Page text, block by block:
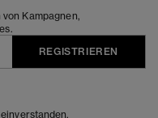
Kampagnen,
REGISTRIEREN